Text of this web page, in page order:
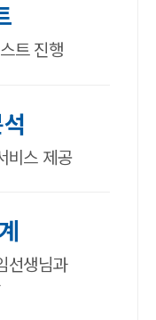
트 진행
비스 제공
선생님과